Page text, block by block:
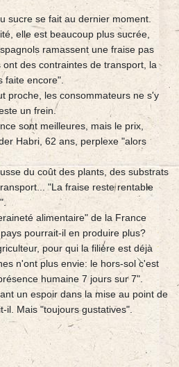
sucre se fait au dernier moment.
elle est beaucoup plus sucrée,
ramassent une fraise pas
des contraintes de transport, la
faite encore".
proche, les consommateurs ne s'y
un frein.
sont meilleures, mais le prix,
Habri, 62 ans, perplexe "alors
du coût des plants, des substrats
"La fraise reste rentable
alimentaire" de la France
pourrait-il en produire plus?
pour qui la filière est déjà
n'ont plus envie: le hors-sol c'est
humaine 7 jours sur 7".
un espoir dans la mise au point de
il. Mais "toujours gustatives".